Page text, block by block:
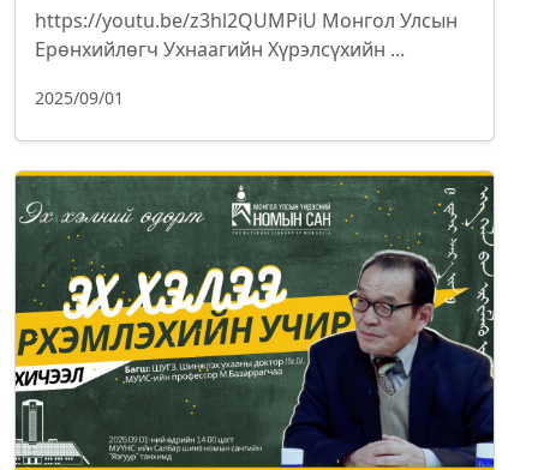
https://youtu.be/z3hl2QUMPiU Монгол Улсын
Ерөнхийлөгч Ухнаагийн Хүрэлсүхийн ...
2025/09/01